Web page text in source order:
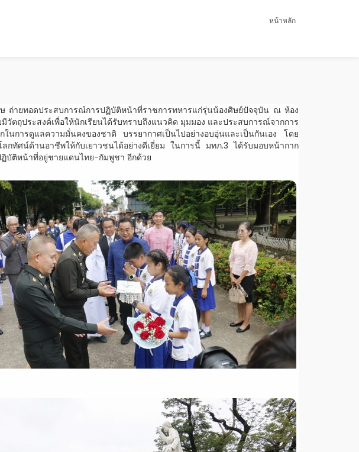
หน้าหลัก
ายทอดประสบการณ์การปฏิบัติหน้าที่ราชการทหารแก่รุ่นน้องศิษย์ปัจจุบัน ณ ห้อง
ตถุประสงค์เพื่อให้นักเรียนได้รับทราบถึงแนวคิด มุมมอง และประสบการณ์จากการ
การดูแลความมั่นคงของชาติ บรรยากาศเป็นไปอย่างอบอุ่นและเป็นกันเอง โดย
กทัศน์ด้านอาชีพให้กับเยาวชนได้อย่างดีเยี่ยม ในการนี้ มทภ.3 ได้รับมอบหน้ากาก
บัติหน้าที่อยู่ชายแดนไทย-กัมพูชา อีกด้วย